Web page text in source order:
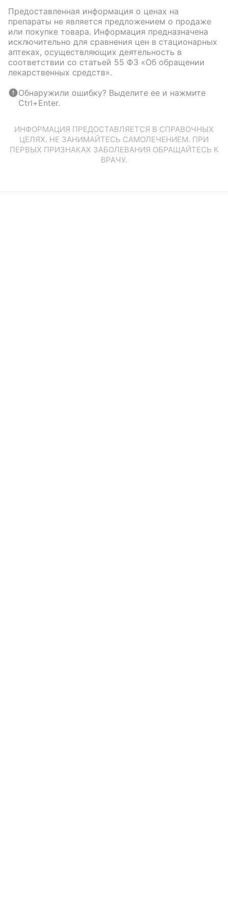
Предоставленная информация о ценах на
препараты не является предложением о продаже
или покупке товара. Информация предназначена
исключительно для сравнения цен в стационарных
аптеках, осуществляющих деятельность в
соответствии со статьей 55 ФЗ «Об обращении
лекарственных средств».
Обнаружили ошибку? Выделите ее и нажмите
Ctrl+Enter.
ИНФОРМАЦИЯ ПРЕДОСТАВЛЯЕТСЯ В СПРАВОЧНЫХ
ЦЕЛЯХ. НЕ ЗАНИМАЙТЕСЬ САМОЛЕЧЕНИЕМ. ПРИ
ПЕРВЫХ ПРИЗНАКАХ ЗАБОЛЕВАНИЯ ОБРАЩАЙТЕСЬ К
ВРАЧУ.